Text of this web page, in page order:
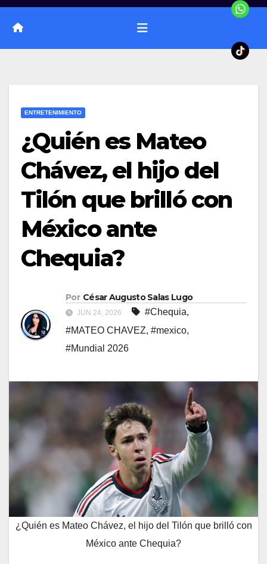
ENTRETENIMIENTO
¿Quién es Mateo
Chávez, el hijo del
Tilón que brilló con
México ante
Chequia?
Por César Augusto Salas Lugo
JUN 24, 2026 #Chequia,
#MATEO CHAVEZ, #mexico,
#Mundial 2026
¿Quién es Mateo Chávez, el hijo del Tilón que brilló con
México ante Chequia?